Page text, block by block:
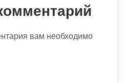
вам необходимо